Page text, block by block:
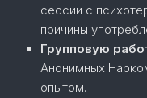
сессии с
причины
Групповую
Анонимных
опытом.